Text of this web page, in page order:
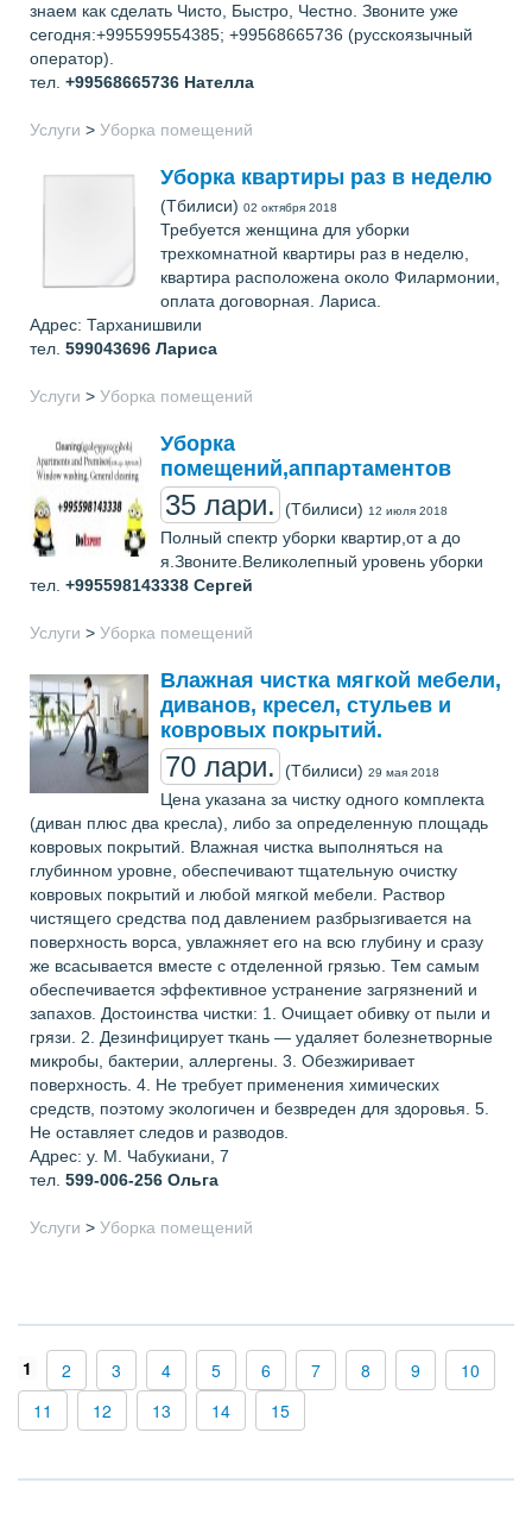
знаем как сделать Чисто, Быстро, Честно. Звоните уже
сегодня:+995599554385; +99568665736 (русскоязычный
оператор).
тел. +99568665736 Нателла
Услуги > Уборка помещений
Уборка квартиры раз в неделю
(Тбилиси) 02 октября 2018
Требуется женщина для уборки
трехкомнатной квартиры раз в неделю,
квартира расположена около Филармонии,
оплата договорная. Лариса.
Адрес: Тарханишвили
тел. 599043696 Лариса
Услуги > Уборка помещений
Уборка
помещений,аппартаментов
35 лари. (Тбилиси) 12 июля 2018
Полный спектр уборки квартир,от а до
я.Звоните.Великолепный уровень уборки
тел. +995598143338 Сергей
Услуги > Уборка помещений
Влажная чистка мягкой мебели,
диванов, кресел, стульев и
ковровых покрытий.
70 лари. (Тбилиси) 29 мая 2018
Цена указана за чистку одного комплекта
(диван плюс два кресла), либо за определенную площадь
ковровых покрытий. Влажная чистка выполняться на
глубинном уровне, обеспечивают тщательную очистку
ковровых покрытий и любой мягкой мебели. Раствор
чистящего средства под давлением разбрызгивается на
поверхность ворса, увлажняет его на всю глубину и сразу
же всасывается вместе с отделенной грязью. Тем самым
обеспечивается эффективное устранение загрязнений и
запахов. Достоинства чистки: 1. Очищает обивку от пыли и
грязи. 2. Дезинфицирует ткань — удаляет болезнетворные
микробы, бактерии, аллергены. 3. Обезжиривает
поверхность. 4. Не требует применения химических
средств, поэтому экологичен и безвреден для здоровья. 5.
Не оставляет следов и разводов.
Адрес: у. М. Чабукиани, 7
тел. 599-006-256 Ольга
Услуги > Уборка помещений
1 2 3 4 5 6 7 8 9
10
11
12 13 14 15